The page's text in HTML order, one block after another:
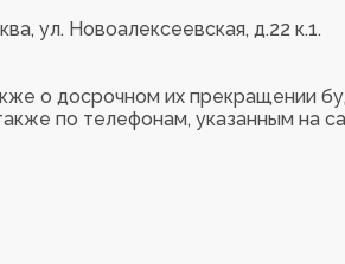
ул. Новоалексеевская, д.22 к.1.
о досрочном их прекращении
по телефонам, указанным на